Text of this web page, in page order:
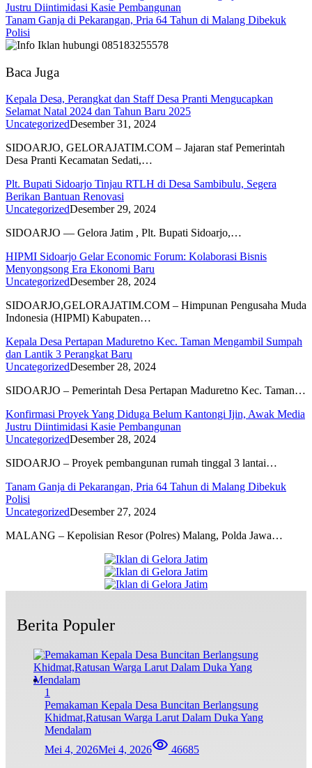
Justru Diintimidasi Kasie Pembangunan
Tanam Ganja di Pekarangan, Pria 64 Tahun di Malang Dibekuk
Polisi
Baca Juga
Kepala Desa, Perangkat dan Staff Desa Pranti Mengucapkan
Selamat Natal 2024 dan Tahun Baru 2025
UncategorizedDesember 31, 2024
SIDOARJO, GELORAJATIM.COM – Jajaran staf Pemerintah
Desa Pranti Kecamatan Sedati,…
Plt. Bupati Sidoarjo Tinjau RTLH di Desa Sambibulu, Segera
Berikan Bantuan Renovasi
UncategorizedDesember 29, 2024
SIDOARJO — Gelora Jatim , Plt. Bupati Sidoarjo,…
HIPMI Sidoarjo Gelar Economic Forum: Kolaborasi Bisnis
Menyongsong Era Ekonomi Baru
UncategorizedDesember 28, 2024
SIDOARJO,GELORAJATIM.COM – Himpunan Pengusaha Muda
Indonesia (HIPMI) Kabupaten…
Kepala Desa Pertapan Maduretno Kec. Taman Mengambil Sumpah
dan Lantik 3 Perangkat Baru
UncategorizedDesember 28, 2024
SIDOARJO – Pemerintah Desa Pertapan Maduretno Kec. Taman…
Konfirmasi Proyek Yang Diduga Belum Kantongi Ijin, Awak Media
Justru Diintimidasi Kasie Pembangunan
UncategorizedDesember 28, 2024
SIDOARJO – Proyek pembangunan rumah tinggal 3 lantai…
Tanam Ganja di Pekarangan, Pria 64 Tahun di Malang Dibekuk
Polisi
UncategorizedDesember 27, 2024
MALANG – Kepolisian Resor (Polres) Malang, Polda Jawa…
Berita Populer
1
Pemakaman Kepala Desa Buncitan Berlangsung
Khidmat,Ratusan Warga Larut Dalam Duka Yang
Mendalam
Mei 4, 2026Mei 4, 2026 46685